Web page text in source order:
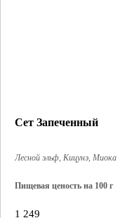
Сет Запеченный
Лесной эльф, Кицунэ, Миока
Пищевая ценость на 100 г
Белки: 6.5 г
1 249